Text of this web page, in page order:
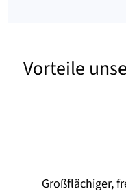
Vorteile
Großflächiger,